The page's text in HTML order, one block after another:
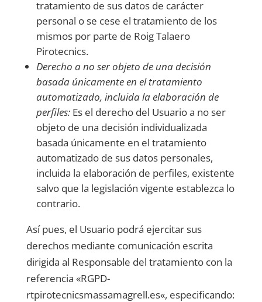
tratamiento de sus datos de carácter
personal o se cese el tratamiento de los
mismos por parte de Roig Talaero
Pirotecnics.
Derecho a no ser objeto de una decisión
basada únicamente en el tratamiento
automatizado, incluida la elaboración de
perfiles:Es el derecho del Usuario a no ser
objeto de una decisión individualizada
basada únicamente en el tratamiento
automatizado de sus datos personales,
incluida la elaboración de perfiles, existente
salvo que la legislación vigente establezca lo
contrario.
Así pues, el Usuario podrá ejercitar sus
derechos mediante comunicación escrita
dirigida al Responsable del tratamiento con la
referencia «RGPD-
rtpirotecnicsmassamagrell.es«, especificando: